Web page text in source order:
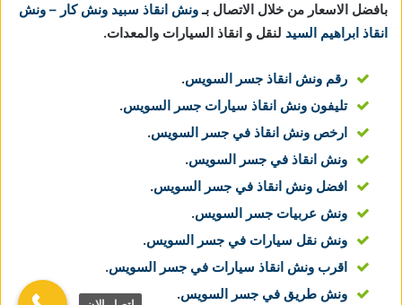
بافضل الاسعار من خلال الاتصال بـونش انقاذ سبيد ونش كار – ونش
انقاذ ابراهيم السيد لنقل و انقاذ السيارات والمعدات.
رقم ونش انقاذ جسر السويس.
تليفون ونش انقاذ سيارات جسر السويس.
ارخص ونش انقاذ في جسر السويس.
ونش انقاذ في جسر السويس.
افضل ونش انقاذ في جسر السويس.
ونش عربيات جسر السويس.
ونش نقل سيارات في جسر السويس.
اقرب ونش انقاذ سيارات في جسر السويس.
ونش طريق في جسر السويس.